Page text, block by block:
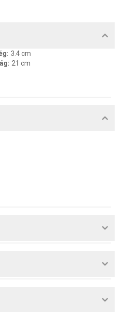
: 3.4 cm
: 21 cm